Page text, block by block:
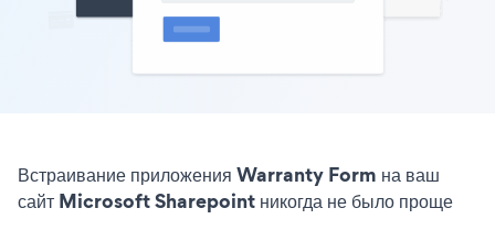
Встраивание приложения Warranty Form на ваш
сайт Microsoft Sharepoint никогда не было проще